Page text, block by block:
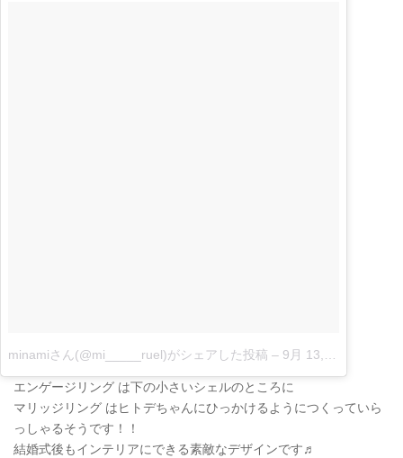
minamiさん(@mi_____ruel)がシェアした投稿 – 9月 13, 2017 at 2:18午前 PDT
エンゲージリング は下の小さいシェルのところに
マリッジリング はヒトデちゃんにひっかけるようにつくっていら
っしゃるそうです！！
結婚式後もインテリアにできる素敵なデザインです♬